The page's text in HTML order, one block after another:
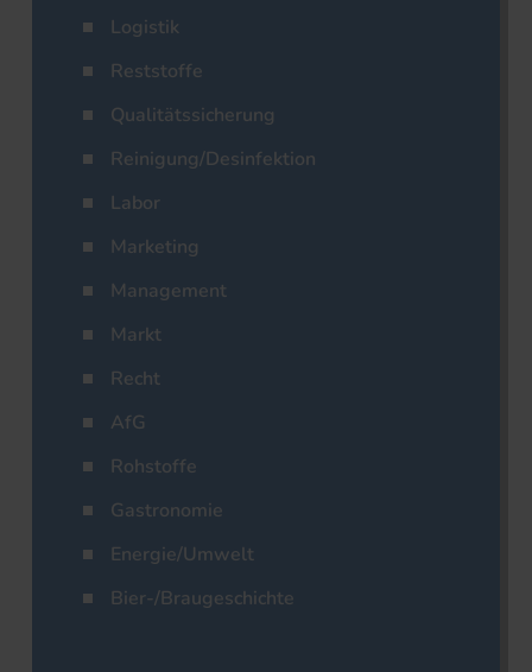
Logistik
Reststoffe
Qualitätssicherung
Reinigung/Desinfektion
Labor
Marketing
Management
Markt
Recht
AfG
Rohstoffe
Gastronomie
Energie/Umwelt
Bier-/Braugeschichte